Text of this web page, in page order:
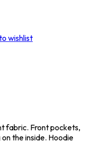
wishlist
fabric. Front pockets,
the inside. Hoodie